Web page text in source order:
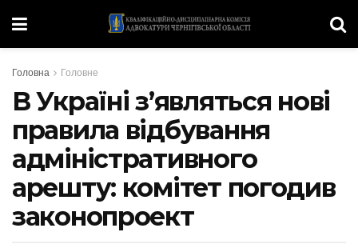
Головна Головне
В Україні з’являться нові
правила відбування
адміністративного
арешту: комітет погодив
законопроект